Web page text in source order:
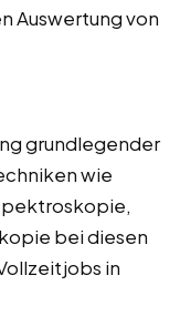
Auswertung von
grundlegender
wie
bei diesen
in